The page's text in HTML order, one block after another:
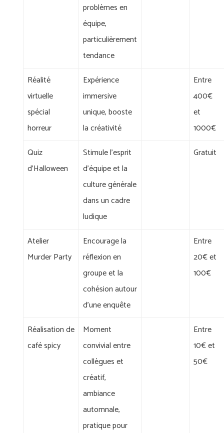
problèmes en
équipe,
particulièrement
tendance
Réalité
virtuelle
spécial
horreur
Expérience
immersive
unique, booste
la créativité
Entre
400€
et
1000€
Quiz
d'Halloween
Stimule l'esprit
d'équipe et la
culture générale
dans un cadre
ludique
Gratuit
Atelier
Murder Party
Encourage la
réflexion en
groupe et la
cohésion autour
d'une enquête
Entre
20€ et
100€
Réalisation de
café spicy
Moment
convivial entre
collègues et
créatif,
ambiance
automnale,
pratique pour
Entre
10€ et
50€